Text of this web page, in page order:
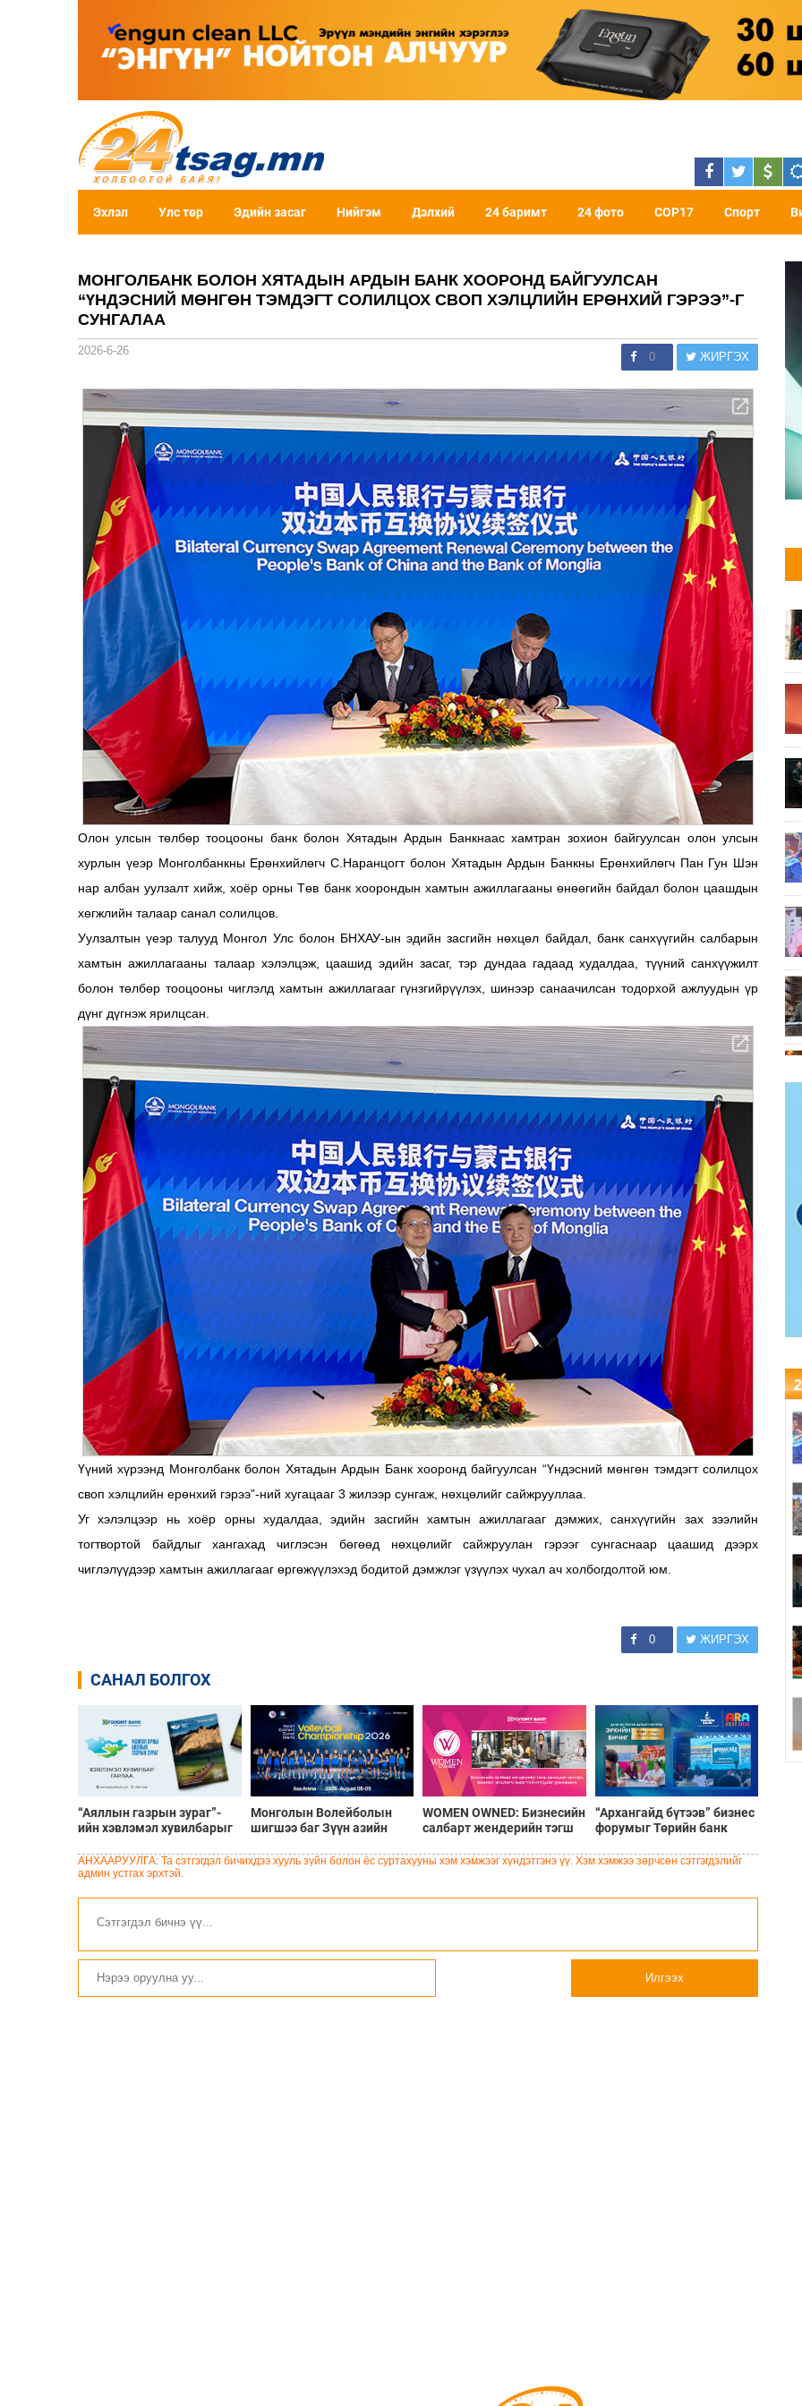
Эхлэл Улс төр Эдийн засаг Нийгэм Дэлхий 24 баримт 24 фото COP17 Спорт
МОНГОЛБАНК БОЛОН ХЯТАДЫН АРДЫН БАНК ХООРОНД БАЙГУУЛСАН
“ҮНДЭСНИЙ МӨНГӨН ТЭМДЭГТ СОЛИЛЦОХ СВОП ХЭЛЦЛИЙН ЕРӨНХИЙ ГЭРЭЭ”-Г
СУНГАЛАА
2026-6-26 0 ЖИРГЭХ
Олон улсын төлбөр тооцооны банк болон Хятадын Ардын Банкнаас хамтран зохион байгуулсан олон улсын
хурлын үеэр Монголбанкны Ерөнхийлөгч С.Наранцогт болон Хятадын Ардын Банкны Ерөнхийлөгч Пан Гун Шэн
нар албан уулзалт хийж, хоёр орны Төв банк хоорондын хамтын ажиллагааны өнөөгийн байдал болон цаашдын
хөгжлийн талаар санал солилцов.
Уулзалтын үеэр талууд Монгол Улс болон БНХАУ-ын эдийн засгийн нөхцөл байдал, банк санхүүгийн салбарын
хамтын ажиллагааны талаар хэлэлцэж, цаашид эдийн засаг, тэр дундаа гадаад худалдаа, түүний санхүүжилт
болон төлбөр тооцооны чиглэлд хамтын ажиллагааг гүнзгийрүүлэх, шинээр санаачилсан тодорхой ажлуудын үр
дүнг дүгнэж ярилцсан.
Үүний хүрээнд Монголбанк болон Хятадын Ардын Банк хооронд байгуулсан “Үндэсний мөнгөн тэмдэгт солилцох
своп хэлцлийн ерөнхий гэрээ”-ний хугацааг 3 жилээр сунгаж, нөхцөлийг сайжрууллаа.
Уг хэлэлцээр нь хоёр орны худалдаа, эдийн засгийн хамтын ажиллагааг дэмжих, санхүүгийн зах зээлийн
тогтвортой байдлыг хангахад чиглэсэн бөгөөд нөхцөлийг сайжруулан гэрээг сунгаснаар цаашид дээрх
чиглэлүүдээр хамтын ажиллагааг өргөжүүлэхэд бодитой дэмжлэг үзүүлэх чухал ач холбогдолтой юм.
0 ЖИРГЭХ
САНАЛ БОЛГОХ
“Аяллын газрын зураг”-
ийн хэвлэмэл хувилбарыг
үнэ төлбөргүй авах
боломжтой
Монголын Волейболын
шигшээ баг Зүүн азийн
9-нд эх орондоо өрсөлдөнө
WOMEN OWNED: Бизнесийн
салбарт жендерийн тэгш
эрхлэгч эмэгтэйчүүдийг
“Архангайд бүтээв” бизнес
форумыг Төрийн банк
АНХААРУУЛГА: Та сэтгэгдэл бичихдээ хууль зүйн болон ёс суртахууны хэм хэмжээг хүндэтгэнэ үү. Хэм хэмжээ зөрчсөн сэтгэгдэлийг
админ устгах эрхтэй.
Илгээх